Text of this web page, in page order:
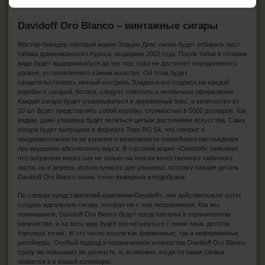
Davidoff Oro Blanco – винтажные сигары
Мастер-блендер торговой марки Эладио Диас лично будет отбирать лист
табака доминиканского пуроса, выдержки 2002 года. После табак в готовим
виде будет выдерживаться до тех пор, пока не достигнет определенного
уровня, установленного самим маэстро. Об этом будет
свидетельствовать личный контроль Эладио и его подпись на каждой
коробке с сигарой. Кстати, следует отметить и необычное оформление.
Каждая сигара будет упаковываться в деревянный бокс, а количество из
10 шт будет представлять собой коробку, стоимостью в 5000 долларов. Как
видим, даже упаковка будет являться целым достоянием искусства. Сама
сигара будет выпущена в формате Торо RG 54, что говорит о
продолжительности её курения и возможности полнейшего наслаждения
при вкушении абсолютного вкуса. В торговой марке «Davidoff» заявляют,
что потрачено много сил не только на поиски качественного табачного
листа, но и дерева, используемого для упаковки, поэтому каждая деталь
Davidoff Oro Blanco очень точно выверена и подобрана.
По словам представителей компании«Davidoff», они действительно хотят
создать идеальную сигару, которая ни с чем несравнимая. Как мы
пониманием, Davidoff Oro Blanco будут представлены в ограниченном
количестве, а на весь мир будет насчитываться с ними лишь десяток
торговых точек.. В это число вошли как фирменные, так и нефирменные
ритейлеры. Особый подход и ограниченное количество Davidoff Oro Blanco
сразу же повышает их ценность, и, возможно, когда-то такая сигара
окажется и в вашей коллекции.